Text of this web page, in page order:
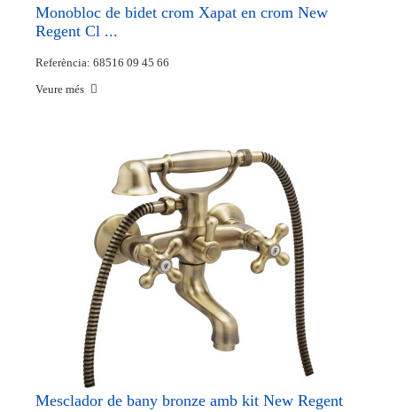
Monobloc de bidet crom Xapat en crom New
Regent Cl ...
Referència: 68516 09 45 66
Veure més
Mesclador de bany bronze amb kit New Regent